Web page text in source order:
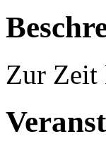
Zur Zeit